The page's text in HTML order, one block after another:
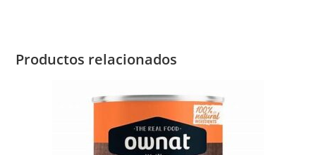
Productos relacionados